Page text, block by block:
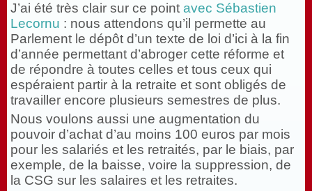
J’ai été très clair sur ce point avec Sébastien
Lecornu : nous attendons qu’il permette au
Parlement le dépôt d’un texte de loi d’ici à la fin
d’année permettant d’abroger cette réforme et
de répondre à toutes celles et tous ceux qui
espéraient partir à la retraite et sont obligés de
travailler encore plusieurs semestres de plus.
Nous voulons aussi une augmentation du
pouvoir d’achat d’au moins 100 euros par mois
pour les salariés et les retraités, par le biais, par
exemple, de la baisse, voire la suppression, de
la CSG sur les salaires et les retraites.